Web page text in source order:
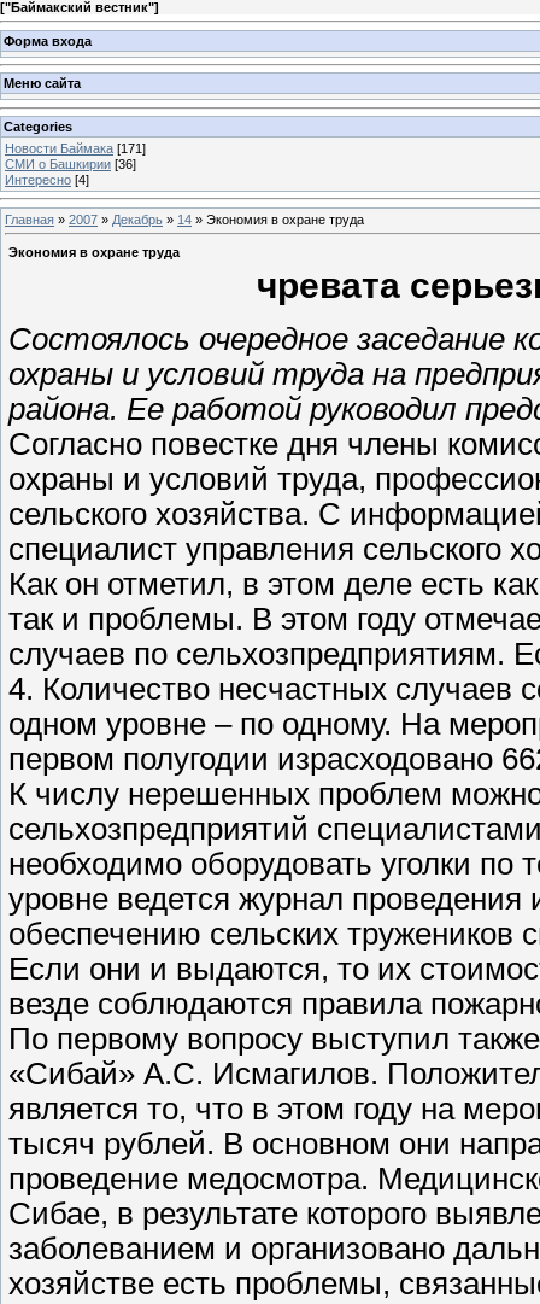
["Баймакский вестник"]
Форма входа
Меню сайта
Categories
Новости Баймака [171]
СМИ о Башкирии [36]
Интересно [4]
Главная » 2007 » Декабрь » 14 » Экономия в охране труда
Экономия в охране труда
чревата
Состоялось очередное заседание
охраны и условий труда на
района. Ее работой руководил
Согласно повестке дня члены
охраны и условий труда,
сельского хозяйства. С
специалист управления сельского
Как он отметил, в этом деле есть
так и проблемы. В этом году
случаев по сельхозпредприятиям.
4. Количество несчастных случаев
одном уровне – по одному. На
первом полугодии израсходовано
К числу нерешенных проблем
сельхозпредприятий
необходимо оборудовать уголки по
уровне ведется журнал проведения
обеспечению сельских тружеников
Если они и выдаются, то их
везде соблюдаются правила
По первому вопросу выступил
«Сибай» А.С. Исмагилов.
является то, что в этом году на
тысяч рублей. В основном они
проведение медосмотра.
Сибае, в результате которого
заболеванием и организовано
хозяйстве есть проблемы,